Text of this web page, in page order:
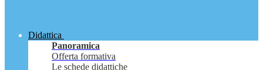
Didattica
Panoramica
Offerta formativa
Le schede didattiche